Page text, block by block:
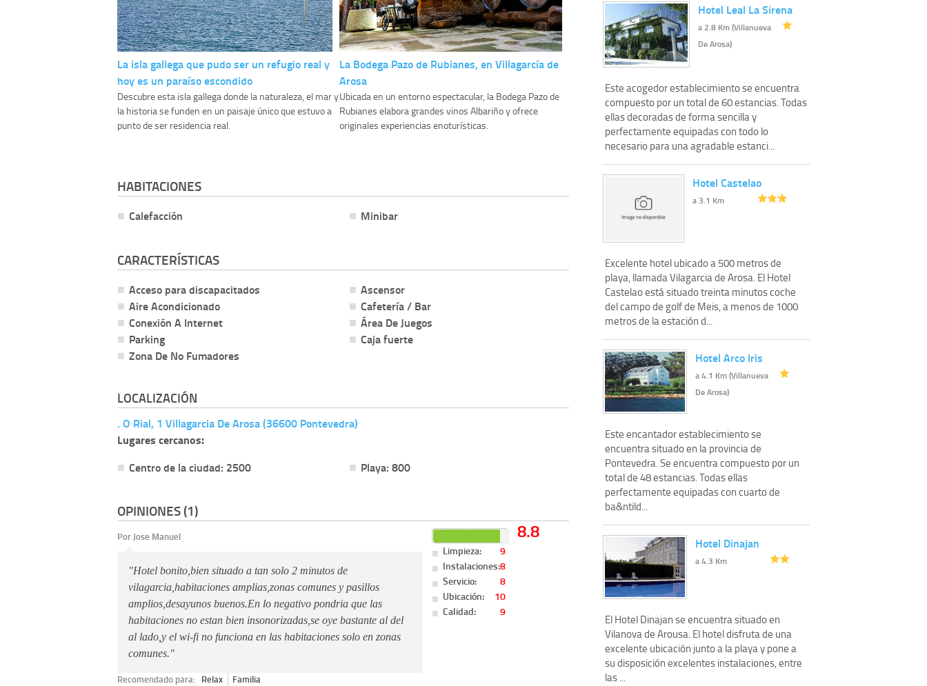
La isla gallega que pudo ser un refugio real y
hoy es un paraíso escondido
Descubre esta isla gallega donde la naturaleza, el mar y
la historia se funden en un paisaje único que estuvo a
punto de ser residencia real.
La Bodega Pazo de Rubianes, en Villagarcía de
Arosa
Ubicada en un entorno espectacular, la Bodega Pazo de
Rubianes elabora grandes vinos Albariño y ofrece
originales experiencias enoturísticas.
HABITACIONES
Calefacción Minibar
CARACTERÍSTICAS
Acceso para discapacitados
Aire Acondicionado
Conexión A Internet
Parking
Zona De No Fumadores
Ascensor
Cafetería / Bar
Área De Juegos
Caja fuerte
LOCALIZACIÓN
. O Rial, 1 Villagarcia De Arosa (36600 Pontevedra)
Lugares cercanos:
Centro de la ciudad: 2500
Playa: 800
OPINIONES (1)
Por Jose Manuel
"Hotel bonito,bien situado a tan solo 2 minutos de
vilagarcia,habitaciones amplias,zonas comunes y pasillos
amplios,desayunos buenos.En lo negativo pondria que las
habitaciones no estan bien insonorizadas,se oye bastante al del
al lado,y el wi-fi no funciona en las habitaciones solo en zonas
comunes."
Recomendado para: Relax Familia
8.8
Limpieza:
9
Instalaciones:8
Servicio:
8
Ubicación:
10
Calidad:
9
Hotel Leal La Sirena
a 2.8 Km (Villanueva
De Arosa)
Este acogedor establecimiento se encuentra
compuesto por un total de 60 estancias. Todas
ellas decoradas de forma sencilla y
perfectamente equipadas con todo lo
necesario para una agradable estanci...
Hotel Castelao
a 3.1 Km
Excelente hotel ubicado a 500 metros de
playa, llamada Vilagarcia de Arosa. El Hotel
Castelao está situado treinta minutos coche
del campo de golf de Meis, a menos de 1000
metros de la estación d...
Hotel Arco Iris
a 4.1 Km (Villanueva
De Arosa)
Este encantador establecimiento se
encuentra situado en la provincia de
Pontevedra. Se encuentra compuesto por un
total de 48 estancias. Todas ellas
perfectamente equipadas con cuarto de
ba&ntild...
Hotel Dinajan
a 4.3 Km
El Hotel Dinajan se encuentra situado en
Vilanova de Arousa. El hotel disfruta de una
excelente ubicación junto a la playa y pone a
su disposición excelentes instalaciones, entre
las ...